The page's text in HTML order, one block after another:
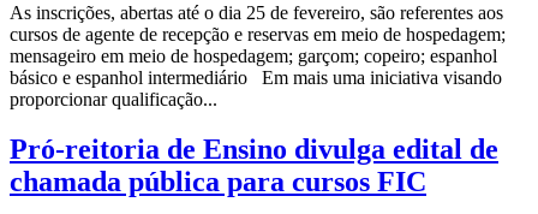
As inscrições, abertas até o dia 25 de fevereiro, são referentes aos
cursos de agente de recepção e reservas em meio de hospedagem;
mensageiro em meio de hospedagem; garçom; copeiro; espanhol
básico e espanhol intermediário Em mais uma iniciativa visando
proporcionar qualificação...
Pró-reitoria de Ensino divulga edital de
chamada pública para cursos FIC